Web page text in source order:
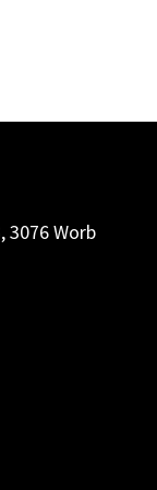
3076 Worb